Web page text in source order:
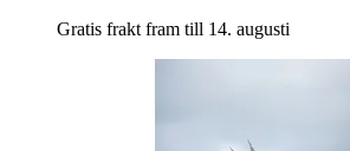
Gratis frakt fram till 14. augusti